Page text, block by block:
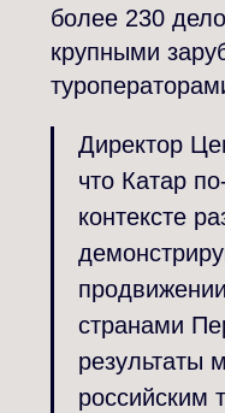
более 230
крупными
Директор
что Катар
контексте
странами
результаты
российским